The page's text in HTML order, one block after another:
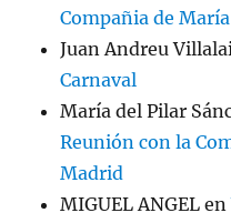
Compañia de
Juan Andreu
Carnaval
María del Pilar
Reunión con la
Madrid
MIGUEL ANGEL en